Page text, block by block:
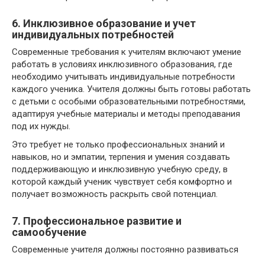
6. Инклюзивное образование и учет
индивидуальных потребностей
Современные требования к учителям включают умение
работать в условиях инклюзивного образования, где
необходимо учитывать индивидуальные потребности
каждого ученика. Учителя должны быть готовы работать
с детьми с особыми образовательными потребностями,
адаптируя учебные материалы и методы преподавания
под их нужды.
Это требует не только профессиональных знаний и
навыков, но и эмпатии, терпения и умения создавать
поддерживающую и инклюзивную учебную среду, в
которой каждый ученик чувствует себя комфортно и
получает возможность раскрыть свой потенциал.
7. Профессиональное развитие и
самообучение
Современные учителя должны постоянно развиваться